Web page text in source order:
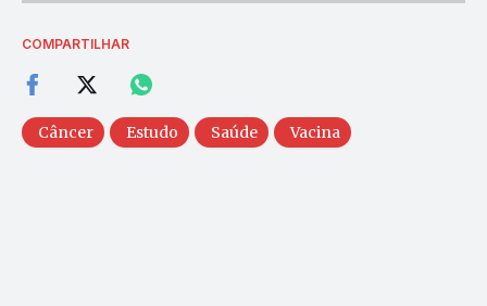
COMPARTILHAR
Câncer Estudo Saúde Vacina